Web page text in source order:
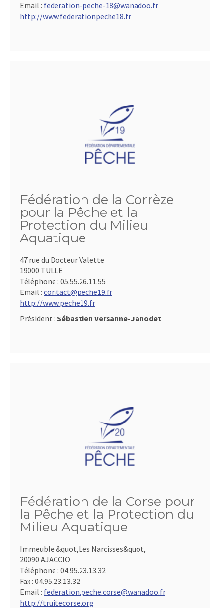
Email : federation-peche-18@wanadoo.fr
http://www.federationpeche18.fr
Fédération de la Corrèze
pour la Pêche et la
Protection du Milieu
Aquatique
47 rue du Docteur Valette
19000 TULLE
Téléphone : 05.55.26.11.55
Email : contact@peche19.fr
http://www.peche19.fr
Président : Sébastien Versanne-Janodet
Fédération de la Corse pour
la Pêche et la Protection du
Milieu Aquatique
Immeuble &quot,Les Narcisses&quot,
20090 AJACCIO
Téléphone : 04.95.23.13.32
Fax : 04.95.23.13.32
Email : federation.peche.corse@wanadoo.fr
http://truitecorse.org